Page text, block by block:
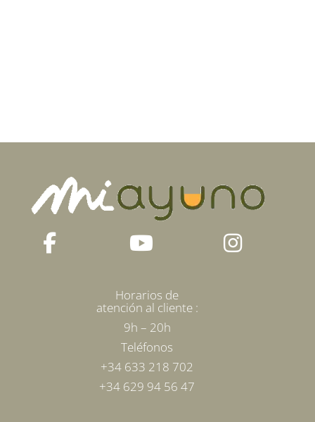
Horarios de
atención al cliente :
9h – 20h
Teléfonos
+34 633 218 702
+34 629 94 56 47